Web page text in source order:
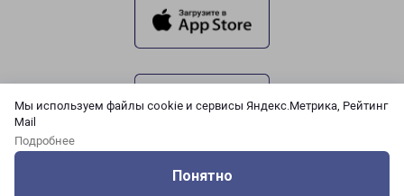
Мы используем файлы cookie и сервисы Яндекс.Метрика, Рейтинг
Mail
Подробнее
Понятно